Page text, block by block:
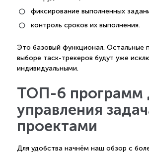
фиксирование выполненных
контроль сроков их выполнения.
Это базовый функционал. Остальные
выборе таск-трекеров будут уже
индивидуальными.
ТОП-6 программ
управления
проектами
Для удобства начнём наш обзор с